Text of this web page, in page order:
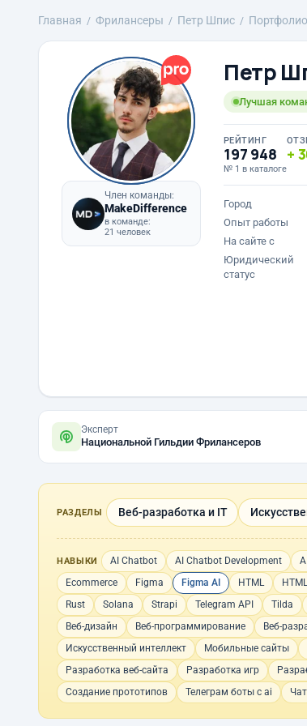
Главная Фрилансеры Петр Шпис Портфолио
Член команды:
MakeDifference
в команде:
21 человек
Петр
Лучшая
РЕЙТИНГ
197 948
№ 1 в каталоге
Город
Опыт работы
На сайте с
Юридический
статус
Эксперт
Национальной Гильдии Фрилансеров
РАЗДЕЛЫ Веб-разработка и IT
НАВЫКИ AI Chatbot AI Chatbot Development
Ecommerce
Figma Figma AI HTML
Rust
Solana Strapi Telegram API Tilda
Веб-дизайн
Веб-программирование Веб-
Искусственный интеллект
Мобильные сайты
Разработка веб-сайта
Разработка игр
Создание прототипов
Телеграм боты с ai